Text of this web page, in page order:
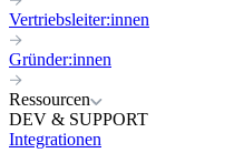
Vertriebsleiter:innen
Gründer:innen
Ressourcen
DEV & SUPPORT
Integrationen